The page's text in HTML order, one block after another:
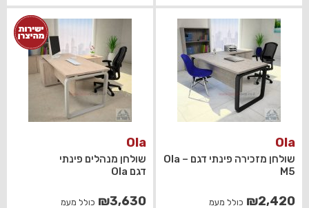
Ola
שולחן מזכירה פינתי דגם Ola –
M5
₪2,420 כולל מעמ
Ola
שולחן מנהלים פינתי
דגם Ola
₪3,630 כולל מעמ